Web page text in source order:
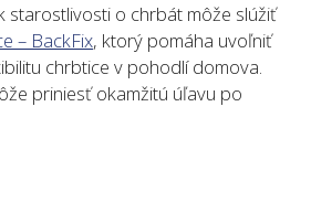
starostlivosti o chrbát môže slúžiť
– BackFix, ktorý pomáha uvoľniť
chrbtice v pohodlí domova.
priniesť okamžitú úľavu po